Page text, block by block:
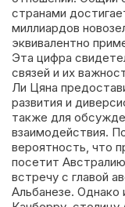
странами
миллиардов
эквивалентно
Эта цифра
связей и их
Ли Цяна
развития и
также для
взаимодействия.
вероятность, что
посетит
встречу с главой
Альбанезе.